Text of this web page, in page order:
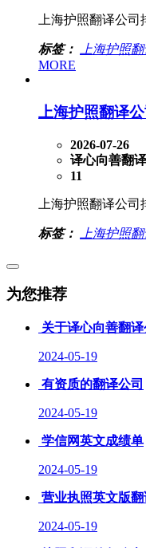
上海护照翻译公
标签： 上海护照
MORE
上海护照翻译
2026-07-26
译心向善翻
11
上海护照翻译公司
标签： 上海护照
为您推荐
关于译心向善翻译
2024-05-19
有资质的翻译公司
2024-05-19
学信网英文成绩单
2024-05-19
营业执照英文版
2024-05-19